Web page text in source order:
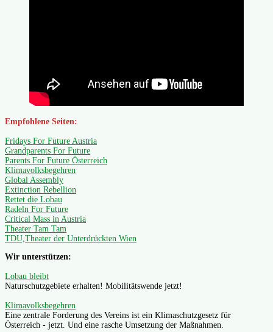
Empfohlene Seiten:
Fridays For Future Austria
Grandparents For Future
Parents For Future Österreich
Klimavolksbegehren
Global Assembly
Extinction Rebellion
Rettet die Lobau
Radeln For Future
Critical Mass in Austria
Theater Tam Tam
TDU,Theater der Unterdrückten Wien
Wir unterstützen:
Lobau bleibt
Naturschutzgebiete erhalten! Mobilitätswende jetzt!
Klimavolksbegehren
Eine zentrale Forderung des Vereins ist ein Klimaschutzgesetz für
Österreich - jetzt. Und eine rasche Umsetzung der Maßnahmen.